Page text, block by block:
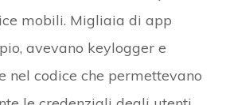
mobili. Migliaia di app
avevano keylogger e
nel codice che permettevano